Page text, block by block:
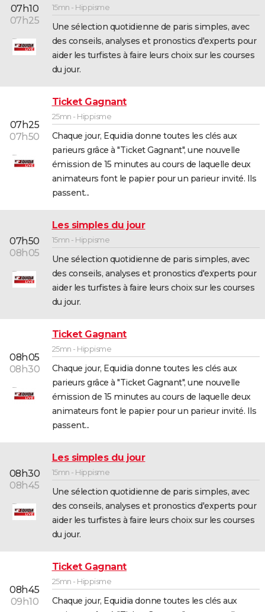
07h10
07h25
15mn - Hippisme
Une sélection quotidienne de paris simples, avec
des conseils, analyses et pronostics d'experts pour
aider les turfistes à faire leurs choix sur les courses
du jour.
07h25
07h50
Ticket Gagnant
25mn - Hippisme
Chaque jour, Equidia donne toutes les clés aux
parieurs grâce à "Ticket Gagnant", une nouvelle
émission de 15 minutes au cours de laquelle deux
animateurs font le papier pour un parieur invité. Ils
passent...
07h50
08h05
Les simples du jour
15mn - Hippisme
Une sélection quotidienne de paris simples, avec
des conseils, analyses et pronostics d'experts pour
aider les turfistes à faire leurs choix sur les courses
du jour.
08h05
08h30
Ticket Gagnant
25mn - Hippisme
Chaque jour, Equidia donne toutes les clés aux
parieurs grâce à "Ticket Gagnant", une nouvelle
émission de 15 minutes au cours de laquelle deux
animateurs font le papier pour un parieur invité. Ils
passent...
08h30
08h45
Les simples du jour
15mn - Hippisme
Une sélection quotidienne de paris simples, avec
des conseils, analyses et pronostics d'experts pour
aider les turfistes à faire leurs choix sur les courses
du jour.
08h45
09h10
Ticket Gagnant
25mn - Hippisme
Chaque jour, Equidia donne toutes les clés aux